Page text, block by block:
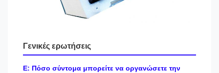
Γενικές ερωτήσεις
Ε: Πόσο σύντομα μπορείτε να οργανώσετε την